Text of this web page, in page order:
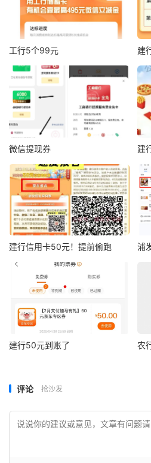
工行5个99元 建
微信提现券 建
建行信用卡50元！提前偷跑 浦
建行50元到账了 农
评论 抢沙发